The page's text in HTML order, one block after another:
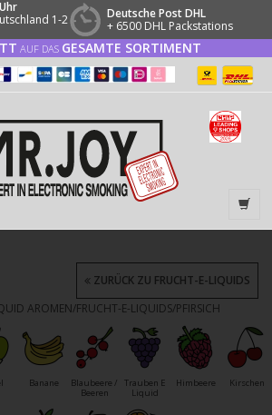
1-2
Deutsche Post DHL
+ 6500 DHL Packstations
AUF DAS GESAMTE SORTIMENT
AROMEN/FRUCHT-E-LIQUIDS/PFIRSICH
ZURÜCK ZU FRUCHT-E-LIQUIDS
Banane
Blaubeere /
Beeren
Trauben E
Liquid
Himbeere Kirschen